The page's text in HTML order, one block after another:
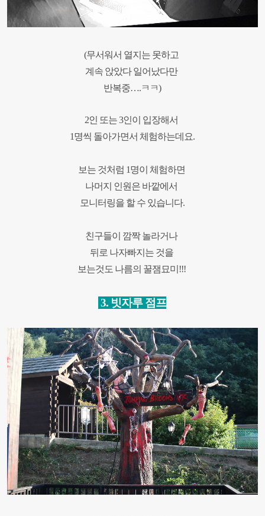
(무서워서 열지는 못하고
계속 앉았다 일어났다만
반복중….ㅋㅋ)
2인 또는 3인이 입장해서
1명씩 돌아가면서 체험하는데요.
보는 것처럼 1명이 체험하면
나머지 인원은 바깥에서
모니터링을 할 수 있습니다.
친구들이 깜짝 놀라거나
뒤로 나자빠지는 것을
보는것도 나름의 꿀잼묘미!!!
3. 빗자루 점프